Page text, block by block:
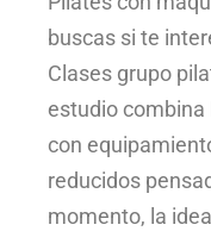
buscas si te
Clases grupo
estudio combina
con
reducidos
momento, la